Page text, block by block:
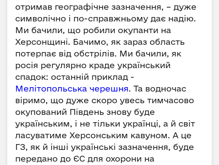
отримав географічне зазначення, – дуже
символічно і по-справжньому дає надію.
Ми бачили, що робили окупанти на
Херсонщині. Бачимо, як зараз область
потерпає від обстрілів. Ми бачили, як
росія регулярно краде український
спадок: останній приклад -
Мелітопольська черешня. Та водночас
віримо, що дуже скоро увесь тимчасово
окупований Південь знову буде
українським, і не тільки українці, а й світ
ласуватиме Херсонським кавуном. А це
ГЗ, як й інші українські зазначення, буде
передано до ЄС для охорони на